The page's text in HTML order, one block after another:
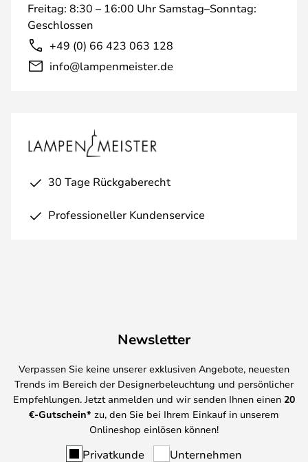
Freitag: 8:30 – 16:00 Uhr Samstag–Sonntag:
Geschlossen
+49 (0) 66 423 063 128
info@lampenmeister.de
30 Tage Rückgaberecht
Professioneller Kundenservice
Newsletter
Verpassen Sie keine unserer exklusiven Angebote, neuesten
Trends im Bereich der Designerbeleuchtung und persönlicher
Empfehlungen. Jetzt anmelden und wir senden Ihnen einen 20
€-Gutschein* zu, den Sie bei Ihrem Einkauf in unserem
Onlineshop einlösen können!
Privatkunde Unternehmen